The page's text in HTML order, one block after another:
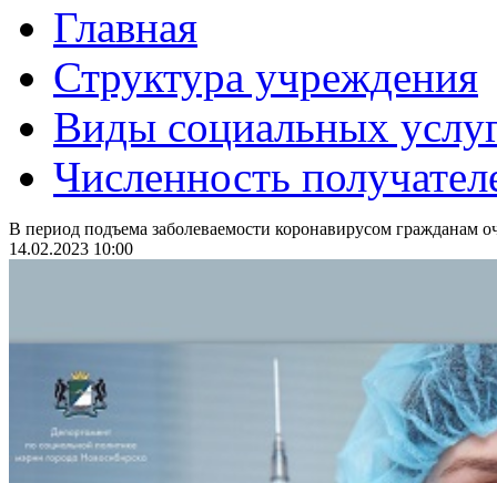
Главная
Структура учреждения
Виды социальных
Численность
В период подъема заболеваемости коронавирусом гражданам
14.02.2023 10:00